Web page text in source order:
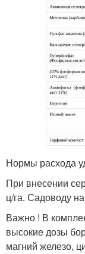
Нормы расхода
При внесении
ц/га. Садоводу
Важно ! В
высокие дозы
магний железо,